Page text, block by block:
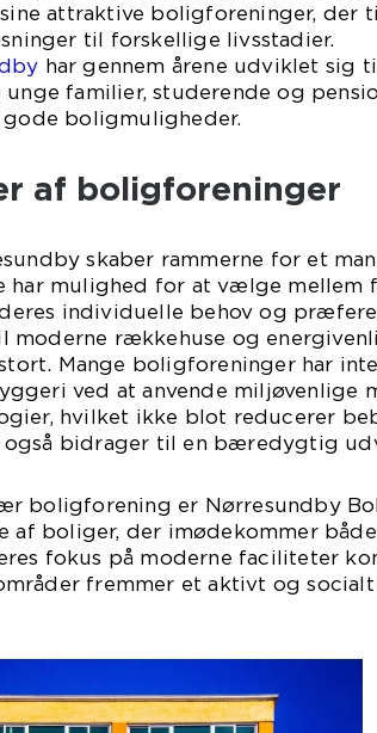
attraktive boligforeninger, der
til forskellige livsstadier.
har gennem årene udviklet sig
familier, studerende og
boligmuligheder.
af boligforeninger
skaber rammerne for et
har mulighed for at vælge mellem
individuelle behov og
rækkehuse og
Mange boligforeninger har
ved at anvende miljøvenlige
hvilket ikke blot reducerer
også bidrager til en bæredygtig
boligforening er Nørresundby
af boliger, der imødekommer
fokus på moderne faciliteter
fremmer et aktivt og